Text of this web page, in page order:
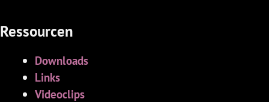
Ressourcen
Downloads
Links
Videoclips